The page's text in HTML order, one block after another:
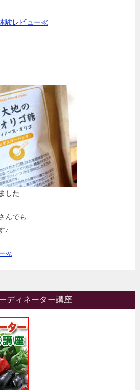
験レビュー≪
した
んでも
♪
≪
ディネーター講座